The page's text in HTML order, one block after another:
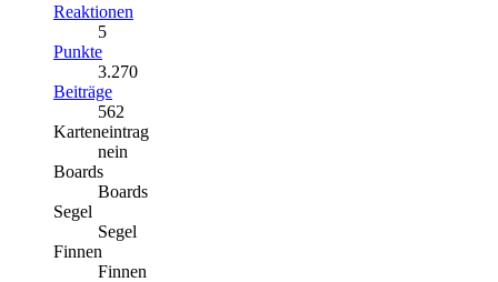
Reaktionen
5
Punkte
3.270
Beiträge
562
Karteneintrag
nein
Boards
Boards
Segel
Segel
Finnen
Finnen